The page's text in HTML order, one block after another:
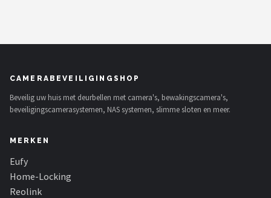
CAMERABEVEILIGINGSHOP
Beveilig uw huis met deurbellen met camera's, bewakingscamera's,
beveiligingscamerasystemen, NAS systemen, slimme sloten en meer.
MERKEN
Eufy
Home-Locking
Reolink